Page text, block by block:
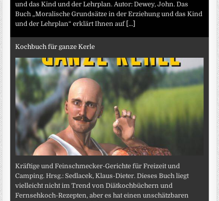
und das Kind und der Lehrplan. Autor: Dewey, John. Das
Buch „Moralische Grundsätze in der Erziehung und das Kind
und der Lehrplan“ erklärt Ihnen auf [...]
Kochbuch für ganze Kerle
Kräftige und Feinschmecker-Gerichte für Freizeit und
Camping. Hrsg.: Sedlacek, Klaus-Dieter. Dieses Buch liegt
vielleicht nicht im Trend von Diätkochbüchern und
Fernsehkoch-Rezepten, aber es hat einen unschätzbaren